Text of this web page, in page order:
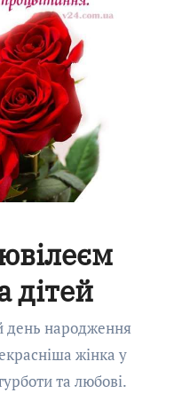
дітей
день народження
жінка у
та любові.